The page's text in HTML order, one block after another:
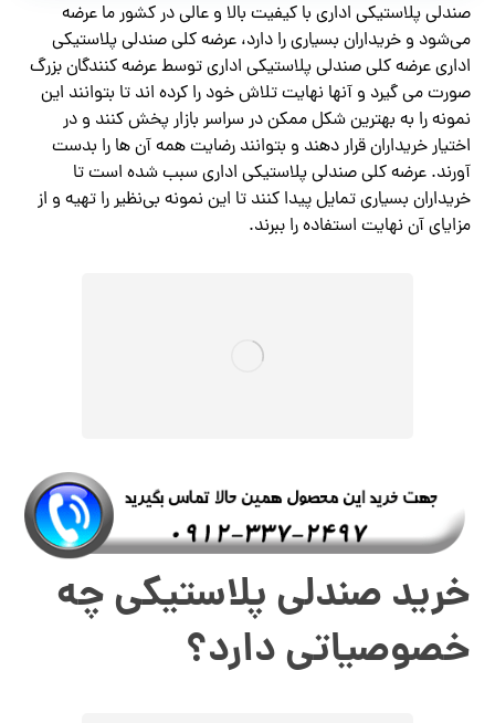
صندلی پلاستیکی اداری با کیفیت بالا و عالی در کشور ما عرضه
می‌شود و خریداران بسیاری را دارد، عرضه کلی صندلی پلاستیکی
اداری عرضه کلی صندلی پلاستیکی اداری توسط عرضه کنندگان بزرگ
صورت می گیرد و آنها نهایت تلاش خود را کرده اند تا بتوانند این
نمونه را به بهترین شکل ممکن در سراسر بازار پخش کنند و در
اختیار خریداران قرار دهند و بتوانند رضایت همه آن ها را بدست
آورند. عرضه کلی صندلی پلاستیکی اداری سبب شده است تا
خریداران بسیاری تمایل پیدا کنند تا این نمونه بی‌نظیر را تهیه و از
مزایای آن نهایت استفاده را ببرند.
خرید صندلی پلاستیکی چه
خصوصیاتی دارد؟